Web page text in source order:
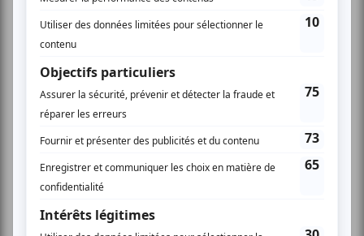
Musique Québécoise
Festival Colline
Plusieurs offres promo